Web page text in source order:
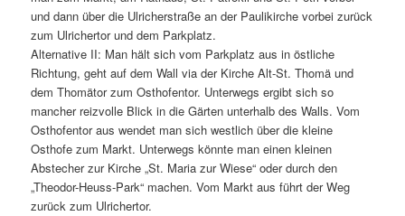
und dann über die Ulricherstraße an der Paulikirche vorbei zurück
zum Ulrichertor und dem Parkplatz.
Alternative II: Man hält sich vom Parkplatz aus in östliche
Richtung, geht auf dem Wall via der Kirche Alt-St. Thomä und
dem Thomätor zum Osthofentor. Unterwegs ergibt sich so
mancher reizvolle Blick in die Gärten unterhalb des Walls. Vom
Osthofentor aus wendet man sich westlich über die kleine
Osthofe zum Markt. Unterwegs könnte man einen kleinen
Abstecher zur Kirche „St. Maria zur Wiese“ oder durch den
„Theodor-Heuss-Park“ machen. Vom Markt aus führt der Weg
zurück zum Ulrichertor.